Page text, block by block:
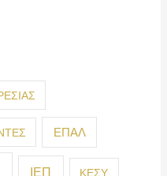
ΕΠΑΛ
ΙΕΠ ΚΕΣΥ